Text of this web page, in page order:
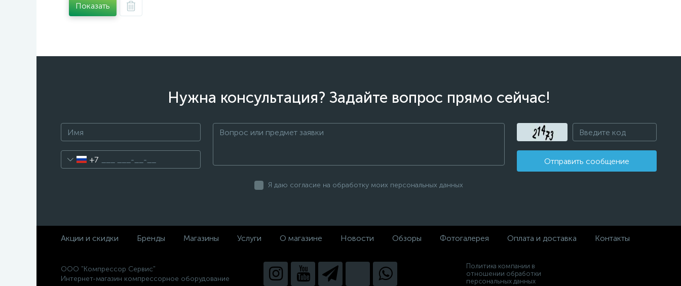
Показать
Нужна консультация? Задайте вопрос прямо сейчас!
+7 Отправить сообщение
Я даю согласие на обработку моих персональных данных
Акции и скидки Бренды Магазины Услуги О магазине Новости Обзоры Фотогалерея Оплата и доставка Контакты
ООО "Компрессор Сервис"
Интернет-магазин компрессорное оборудование
Политика компании в
отношении обработки
персональных данных